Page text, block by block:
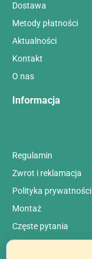
Dostawa
Metody płatności
Aktualności
Kontakt
O nas
Informacja
Regulamin
Zwrot i reklamacja
Polityka prywatności
Montaż
Сzęste pytania